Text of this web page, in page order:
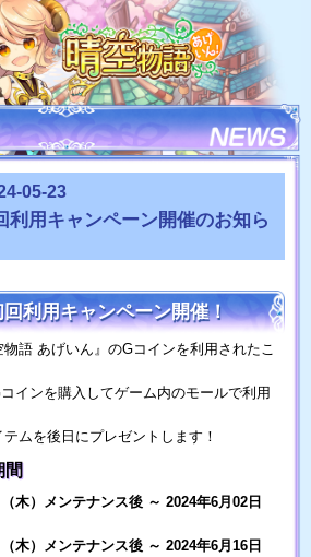
05-23
利用キャンペーン開催のお知ら
利用キャンペーン開催！
語 あげいん』のGコインを利用されたこ
インを購入してゲーム内のモールで利用
ムを後日にプレゼントします！
間
木）メンテナンス後 ～ 2024年6月02日
木）メンテナンス後 ～ 2024年6月16日